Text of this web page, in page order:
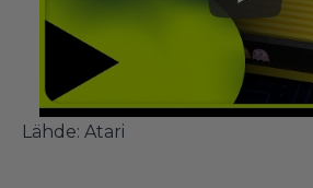
Lähde: Atari